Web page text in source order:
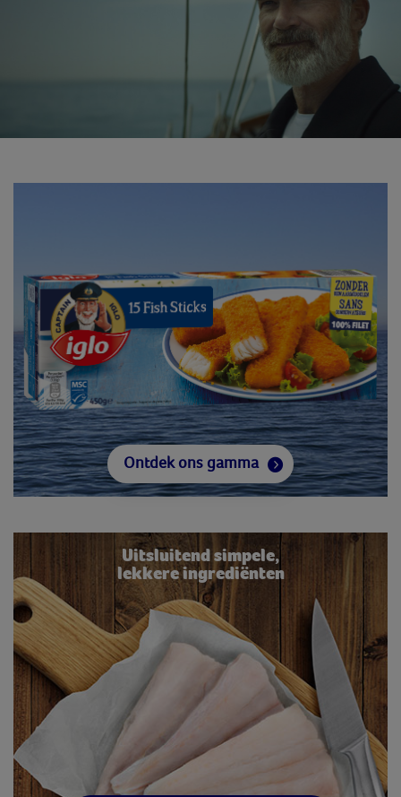
Ontdek ons gamma
Uitsluitend simpele,
lekkere ingrediënten